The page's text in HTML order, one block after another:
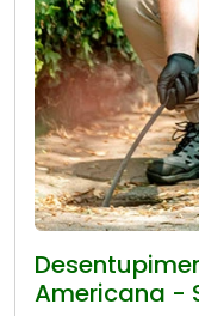
Americana -